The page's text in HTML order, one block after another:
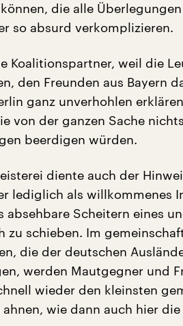
die alle
so absurd verkomplizieren.
Koalitionspartner, weil die
den Freunden aus Bayern
ganz unverhohlen
von der ganzen Sache
beerdigen würden.
diente auch der
lediglich als willkommenes
Scheitern eines
zu schieben. Im
die der deutschen
werden Mautgegner und
wieder den kleinsten
wie dann auch hier die